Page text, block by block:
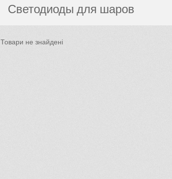
Светодиоды для шаров
Товари не знайдені